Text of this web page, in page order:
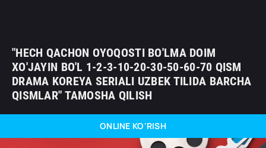
"HECH QACHON OYOQOSTI BO'LMA DOIM
XO'JAYIN BO'L 1-2-3-10-20-30-50-60-70 QISM
DRAMA KOREYA SERIALI UZBEK TILIDA BARCHA
QISMLAR" TAMOSHA QILISH
ONLINE KO'RISH